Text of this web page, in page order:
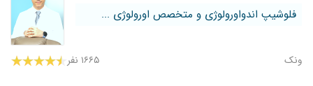
فلوشیپ اندواورولوژی و متخصص اورولوژی ...
ونک ۱۶۶۵ نفر